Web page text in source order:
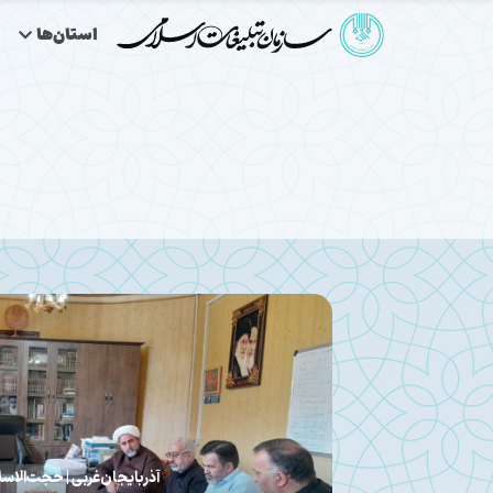
استان‌ها
آذربایجان‌غربی | مسئول مجمع جهانی